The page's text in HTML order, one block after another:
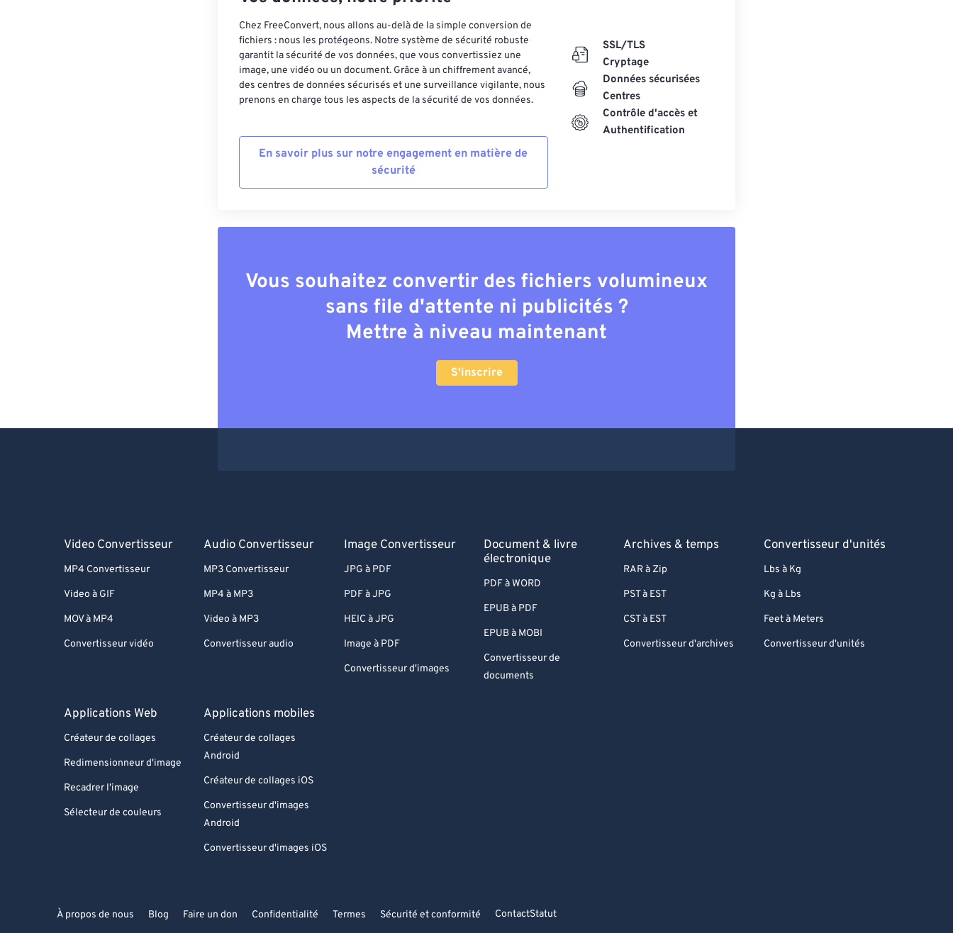
Chez FreeConvert, nous allons au-delà de la simple conversion de
fichiers : nous les protégeons. Notre système de sécurité robuste
garantit la sécurité de vos données, que vous convertissiez une
image, une vidéo ou un document. Grâce à un chiffrement avancé,
des centres de données sécurisés et une surveillance vigilante, nous
prenons en charge tous les aspects de la sécurité de vos données.
En savoir plus sur notre engagement en matière de
sécurité
SSL/TLS
Cryptage
Données sécurisées
Centres
Contrôle d'accès et
Authentification
Vous souhaitez convertir des fichiers volumineux
sans file d'attente ni publicités ?
Mettre à niveau maintenant
S'inscrire
Video Convertisseur
MP4 Convertisseur
Video à GIF
MOV à MP4
Convertisseur vidéo
Audio Convertisseur
MP3 Convertisseur
MP4 à MP3
Video à MP3
Convertisseur audio
Image Convertisseur
JPG à PDF
PDF à JPG
HEIC à JPG
Image à PDF
Convertisseur d'images
Document & livre
électronique
PDF à WORD
EPUB à PDF
EPUB à MOBI
Convertisseur de
documents
Archives & temps
RAR à Zip
PST à EST
CST à EST
Convertisseur d'archives
Convertisseur d'unités
Lbs à Kg
Kg à Lbs
Feet à Meters
Convertisseur d'unités
Applications Web
Créateur de collages
Redimensionneur d'image
Recadrer l'image
Sélecteur de couleurs
Applications mobiles
Créateur de collages
Android
Créateur de collages iOS
Convertisseur d'images
Android
Convertisseur d'images iOS
À propos de nous Blog Faire un don Confidentialité Termes Sécurité et conformité ContactStatut